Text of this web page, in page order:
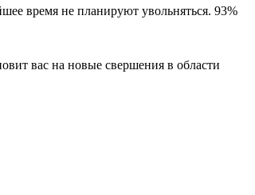
время не планируют увольняться. 93%
вас на новые свершения в области